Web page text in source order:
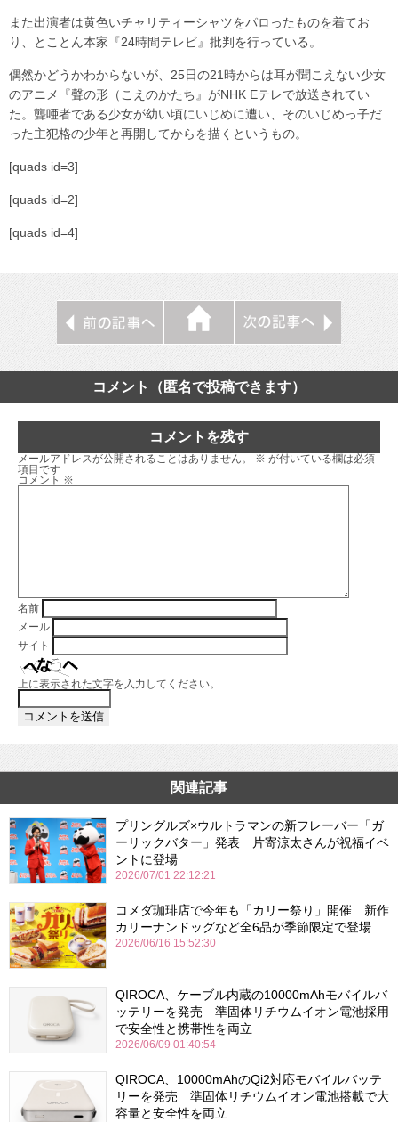
また出演者は黄色いチャリティーシャツをパロったものを着てお
り、とことん本家『24時間テレビ』批判を行っている。
偶然かどうかわからないが、25日の21時からは耳が聞こえない少女
のアニメ『聲の形（こえのかたち』がNHK Eテレで放送されてい
た。聾唖者である少女が幼い頃にいじめに遭い、そのいじめっ子だ
った主犯格の少年と再開してからを描くというもの。
[quads id=3]
[quads id=2]
[quads id=4]
コメント（匿名で投稿できます）
コメントを残す
メールアドレスが公開されることはありません。 ※ が付いている欄は必須
項目です
コメント ※
名前
メール
サイト
上に表示された文字を入力してください。
関連記事
プリングルズ×ウルトラマンの新フレーバー「ガ
ーリックバター」発表 片寄涼太さんが祝福イベ
ントに登場
2026/07/01 22:12:21
コメダ珈琲店で今年も「カリー祭り」開催 新作
カリーナンドッグなど全6品が季節限定で登場
2026/06/16 15:52:30
QIROCA、ケーブル内蔵の10000mAhモバイルバ
ッテリーを発売 準固体リチウムイオン電池採用
で安全性と携帯性を両立
2026/06/09 01:40:54
QIROCA、10000mAhのQi2対応モバイルバッテ
リーを発売 準固体リチウムイオン電池搭載で大
容量と安全性を両立